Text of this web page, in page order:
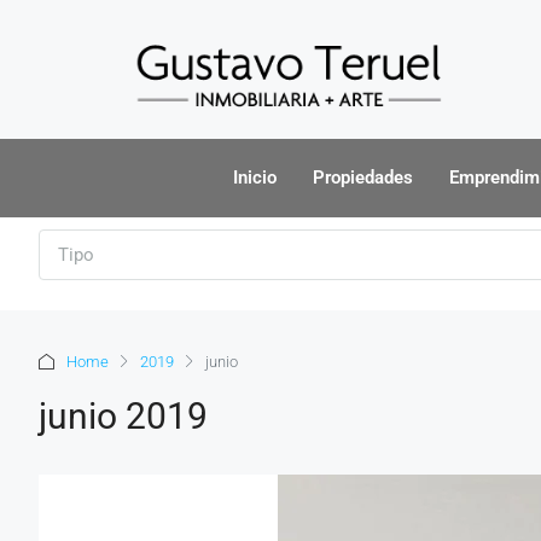
Inicio Propiedades
Tipo
Home 2019 junio
junio 2019